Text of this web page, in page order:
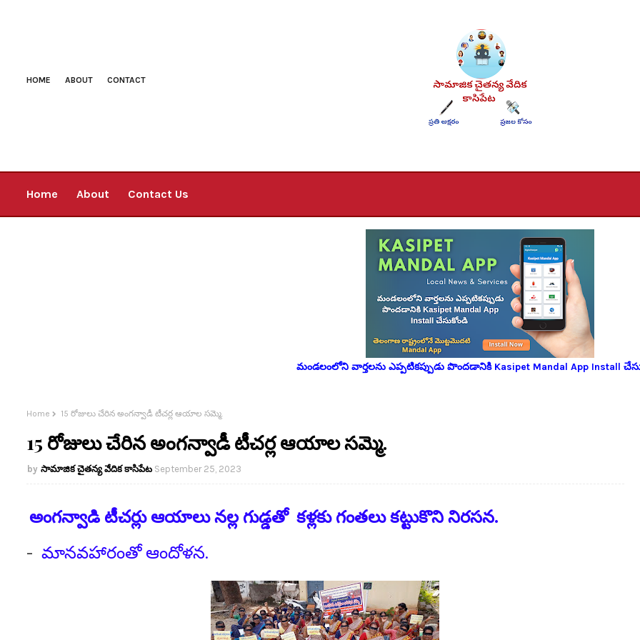
HOME ABOUT CONTACT
Home About Contact Us
మండలంలోని వార్తలను ఎప్పటికప్పుడు పొందడానికి Kasipet Mandal App Install
Home 15 రోజులు చేరిన అంగన్వాడీ టీచర్ల ఆయాల సమ్మె.
15 రోజులు చేరిన అంగన్వాడీ టీచర్ల ఆయాల సమ్మె.
సామాజిక చైతన్య వేదిక కాసిపేట September 25, 2023
అంగన్వాడి టీచర్లు ఆయాలు నల్ల గుడ్డతో కళ్లకు గంతలు కట్టుకొని నిరసన.
- మానవహారంతో ఆందోళన.